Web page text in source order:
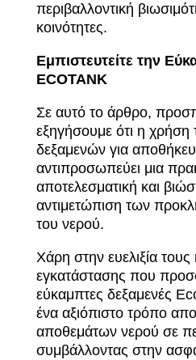
περιβαλλοντική
κοινότητες.
Εμπιστευτείτε την
ECOTANK
Σε αυτό το άρθρο,
εξηγήσουμε ότι η
δεξαμενών για
αντιπροσωπεύει μια
αποτελεσματική και
αντιμετώπιση των
του νερού.
Χάρη στην ευελιξία τους
εγκατάστασης που
εύκαμπτες δεξαμενές
ένα αξιόπιστο τρόπο
αποθεμάτων νερού σε
συμβάλλοντας στην